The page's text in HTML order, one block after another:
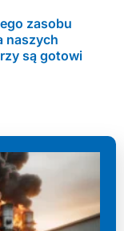
zasobu
naszych
są gotowi